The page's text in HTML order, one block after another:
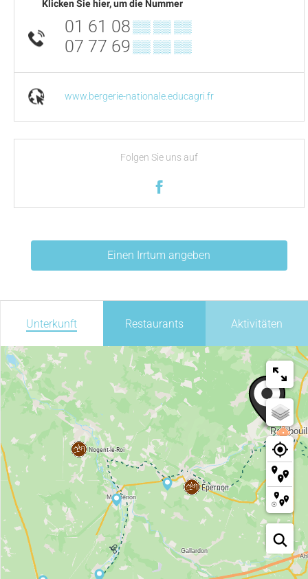
Klicken Sie hier, um die Nummer
01 61 08 ▒▒ ▒▒ ▒▒
07 77 69 ▒▒ ▒▒ ▒▒
www.bergerie-nationale.educagri.fr
Folgen Sie uns auf
Einen Irrtum angeben
Unterkunft Restaurants Aktivitäten